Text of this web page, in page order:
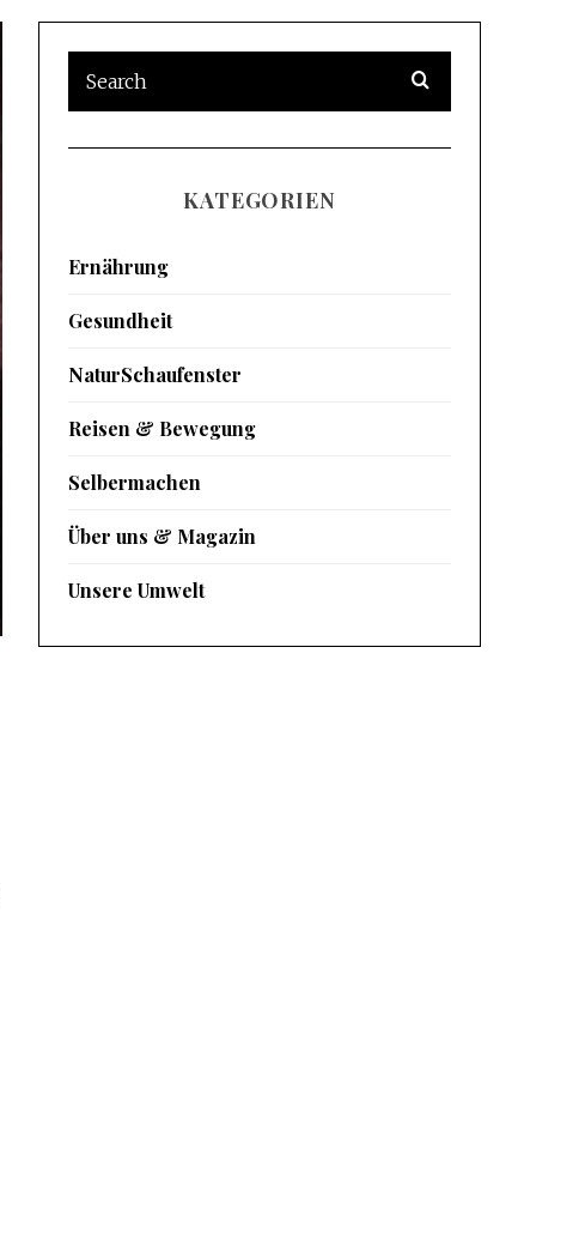
KATEGORIEN
Ernährung
Gesundheit
NaturSchaufenster
Reisen & Bewegung
Selbermachen
Über uns & Magazin
Unsere Umwelt